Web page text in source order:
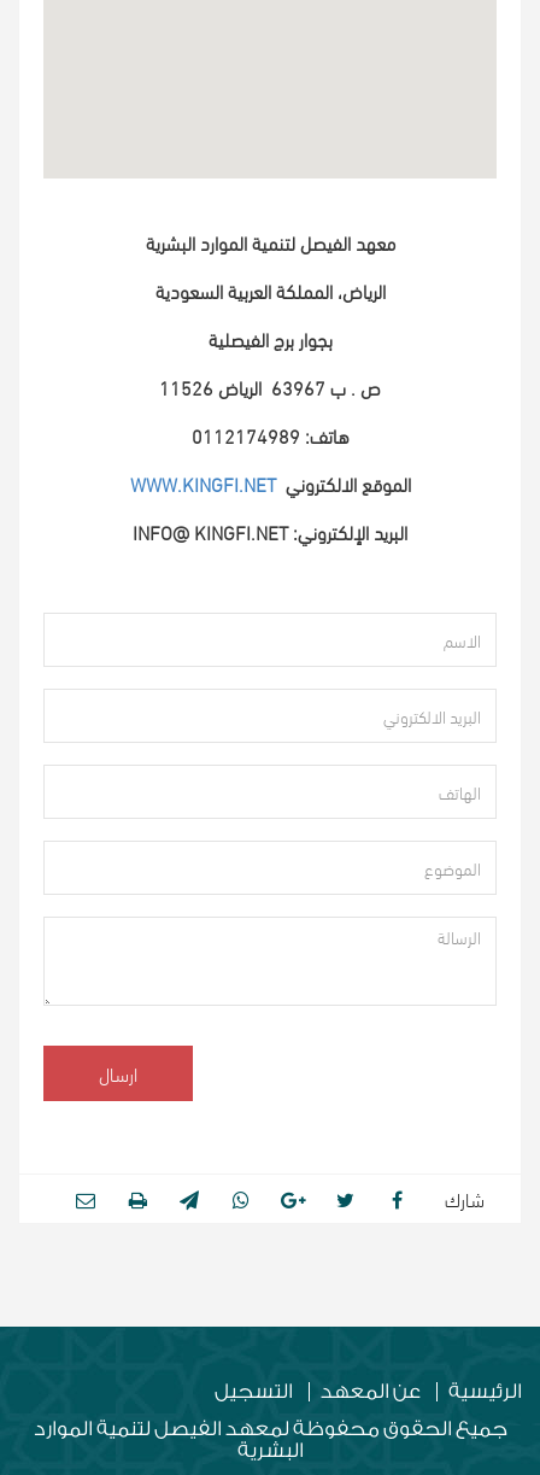
معهد الفيصل لتنمية الموارد البشرية
الرياض، المملكة العربية السعودية
بجوار برج الفيصلية
ص . ب 63967
الرياض 11526
هاتف: 0112174989
الموقع الالكترونيWWW.KINGFI.NET
البريد الإلكتروني: INFO@ KINGFI.NET
ارسال
شارك
الرئيسية عن المعهد
التسجيل
جميع الحقوق محفوظة لمعهد الفيصل لتنمية الموارد
البشرية